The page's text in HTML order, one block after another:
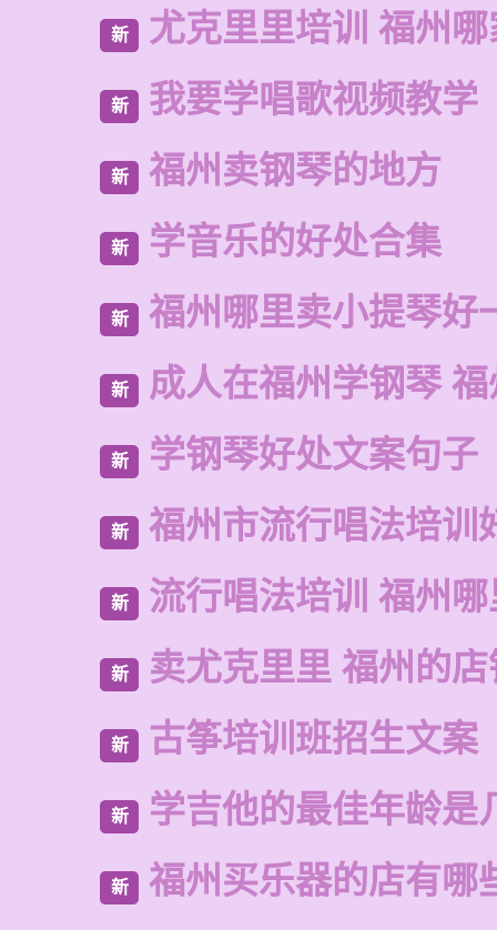
新 尤克里里培训 福州
新 我要学唱歌视频教学
新 福州卖钢琴的地方
新 学音乐的好处合集
新 福州哪里卖小提琴好
新 成人在福州学钢琴
新 学钢琴好处文案句子
新 福州市流行唱法培训
新 流行唱法培训 福州
新 卖尤克里里 福州的店
新 古筝培训班招生文案
新 学吉他的最佳年龄是
新 福州买乐器的店有哪